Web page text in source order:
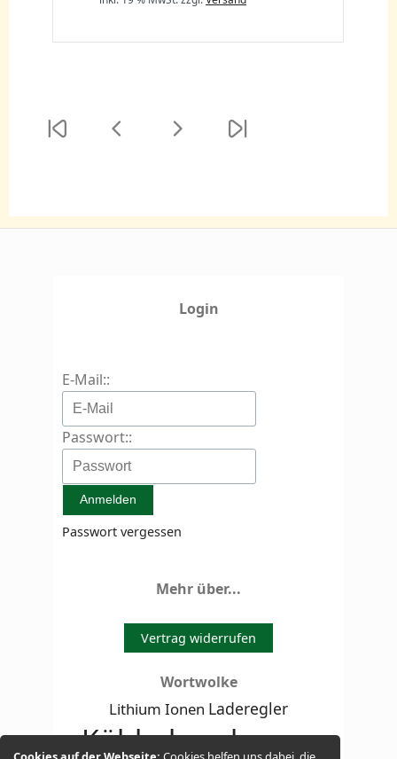
Login
E-Mail::
Passwort::
Passwort vergessen
Mehr über...
Vertrag widerrufen
Wortwolke
Lithium Ionen Laderegler
Kühlschrank